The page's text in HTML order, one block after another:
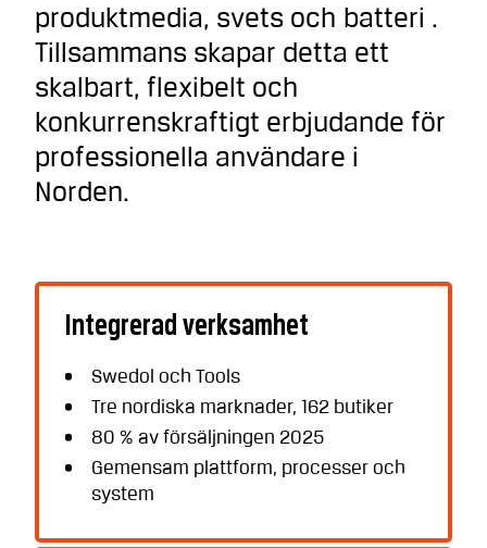
produktmedia, svets och batteri .
Tillsammans skapar detta ett
skalbart, flexibelt och
konkurrenskraftigt erbjudande för
professionella användare i
Norden.
Integrerad verksamhet
Swedol och Tools
Tre nordiska marknader, 162 butiker
80 % av försäljningen 2025
Gemensam plattform, processer och
system